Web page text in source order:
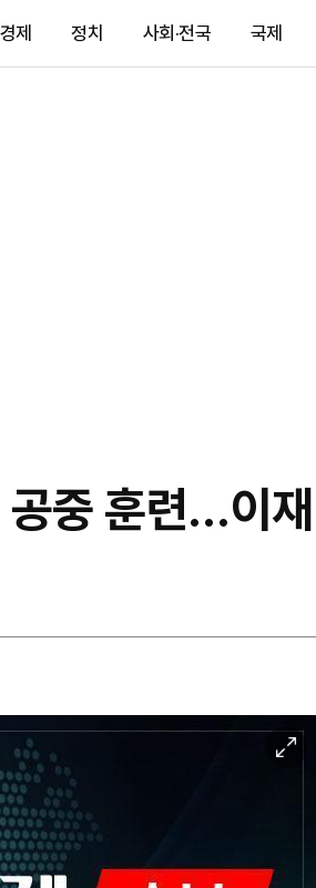
경제 정치 사회·전국 국제
중 훈련…이
대